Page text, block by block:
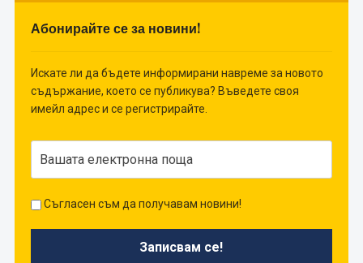
Абонирайте се за новини!
Искате ли да бъдете информирани навреме за новото
съдържание, което се публикува? Въведете своя
имейл адрес и се регистрирайте.
Съгласен съм да получавам новини!